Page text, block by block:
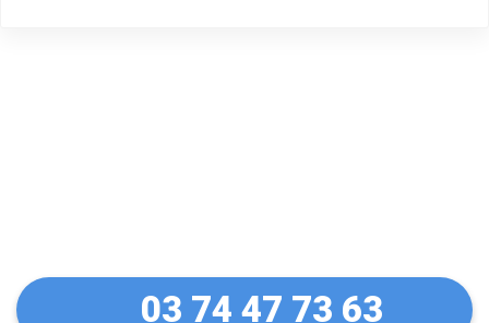
03 74 47 73 63